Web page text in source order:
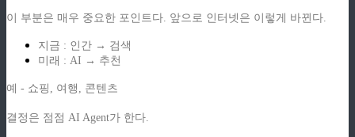
이 부분은 매우 중요한 포인트다. 앞으로 인터넷은 이렇게 바뀐다.
지금 : 인간 → 검색
미래 : AI → 추천
예 - 쇼핑, 여행, 콘텐츠
결정은 점점 AI Agent가 한다.